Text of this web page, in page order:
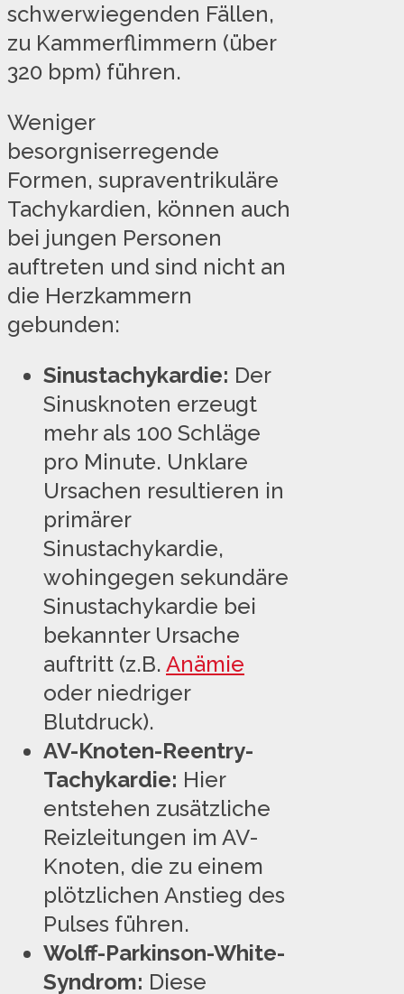
schwerwiegenden Fällen,
zu Kammerflimmern (über
320 bpm) führen.
Weniger
besorgniserregende
Formen, supraventrikuläre
Tachykardien, können auch
bei jungen Personen
auftreten und sind nicht an
die Herzkammern
gebunden:
Sinustachykardie: Der
Sinusknoten erzeugt
mehr als 100 Schläge
pro Minute. Unklare
Ursachen resultieren in
primärer
Sinustachykardie,
wohingegen sekundäre
Sinustachykardie bei
bekannter Ursache
auftritt (z.B. Anämie
oder niedriger
Blutdruck).
AV-Knoten-Reentry-
Tachykardie: Hier
entstehen zusätzliche
Reizleitungen im AV-
Knoten, die zu einem
plötzlichen Anstieg des
Pulses führen.
Wolff-Parkinson-White-
Syndrom: Diese